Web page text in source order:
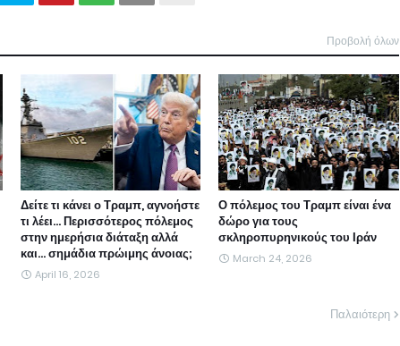
Προβολή όλων
Δείτε τι κάνει ο Τραμπ, αγνοήστε
τι λέει... Περισσότερος πόλεμος
στην ημερήσια διάταξη αλλά
και... σημάδια πρώιμης άνοιας;
April 16, 2026
Ο πόλεμος του Τραμπ είναι ένα
δώρο για τους
σκληροπυρηνικούς του Ιράν
March 24, 2026
Παλαιότερη